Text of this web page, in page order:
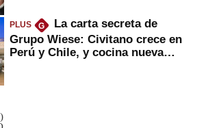
PLUS G
La carta secreta de
Grupo Wiese: Civitano crece en
Perú y Chile, y cocina nueva